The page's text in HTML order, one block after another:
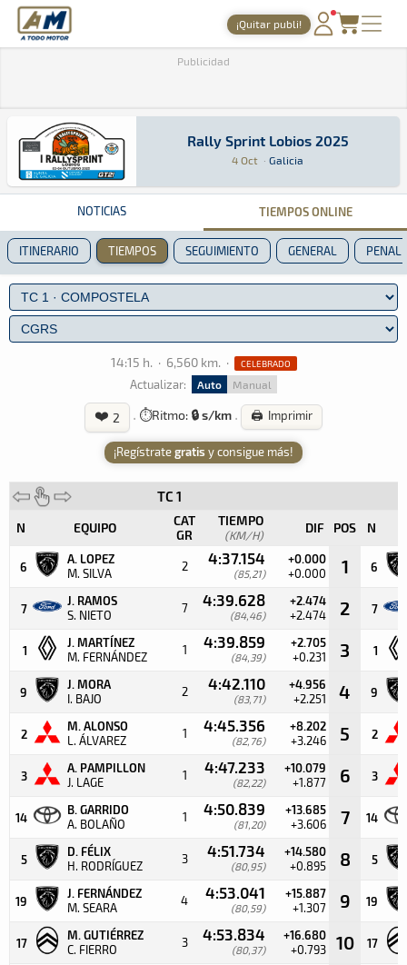
A Todo Motor · Revista del motor desde 1999
¡Quitar publi!
NOTICIAS
GALERÍAS
TIENDA
ARCHIVO
Publicidad
Rally Sprint Lobios 2025
Rally Sprint Lobios 2025
4 Oct · Galicia
Rally Sprint · Rally Sprint Lobios 2025:
NOTICIAS TIEMPOS ONLINE
ITINERARIO TIEMPOS SEGUIMIENTO GENERAL
14:15 h. · 6,560 km. · CELEBRADO
Actualizar: Auto Manual
❤️ 2 · ⏱️Ritmo: 🔒 s/km · 🖨️ Imprimir
¡Regístrategratis y consigue más!
TC 1
N EQUIPO
CAT
GR
TIEMPO
(KM/H) DIF POS N
6
A. LOPEZ
M. SILVA 2 4:37.154
(85,21)
+0.000
+0.000 1 6
7
J. RAMOS
S. NIETO 7 4:39.628
(84,46)
+2.474
+2.474 2 7
1
J. MARTÍNEZ
M. FERNÁNDEZ 1 4:39.859
(84,39)
+2.705
+0.231 3 1
9
J. MORA
I. BAJO 2 4:42.110
(83,71)
+4.956
+2.251 4 9
2
M. ALONSO
L. ÁLVAREZ 1 4:45.356
(82,76)
+8.202
+3.246 5 2
3
A. PAMPILLON
J. LAGE 1 4:47.233
(82,22)
+10.079
+1.877 6 3
14
B. GARRIDO
A. BOLAÑO 1 4:50.839
(81,20)
+13.685
+3.606 7 14
5
D. FÉLIX
H. RODRÍGUEZ 3 4:51.734
(80,95)
+14.580
+0.895 8 5
19
J. FERNÁNDEZ
M. SEARA 4 4:53.041
(80,59)
+15.887
+1.307 9 19
17
M. GUTIÉRREZ
C. FIERRO 3 4:53.834
(80,37)
+16.680
+0.793 10 17